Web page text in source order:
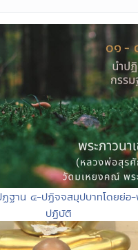
ฐาน ๔-ปฏิจจสมุปบาทโดยย่อ
ปฏิบัติ